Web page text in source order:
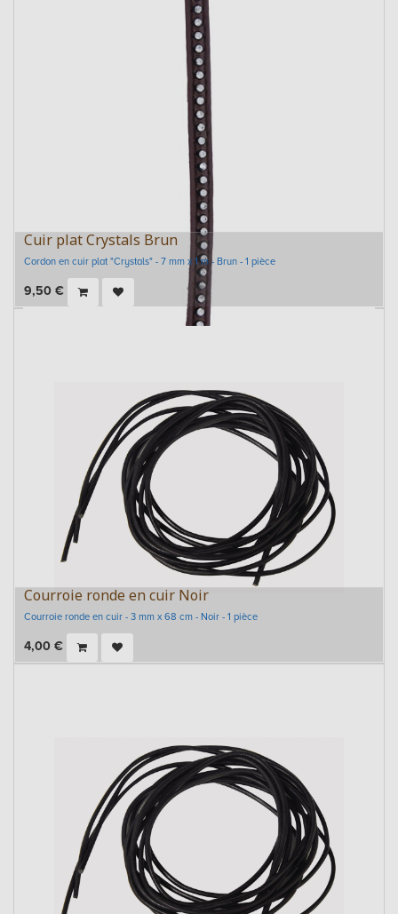
Cuir plat Crystals Brun
Cordon en cuir plat "Crystals" - 7 mm x 1 m - Brun - 1 pièce
9,50 €
Courroie ronde en cuir Noir
Courroie ronde en cuir - 3 mm x 68 cm - Noir - 1 pièce
4,00 €